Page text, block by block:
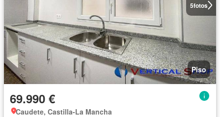
5fotos
Piso
69.990 €
Caudete, Castilla-La Mancha